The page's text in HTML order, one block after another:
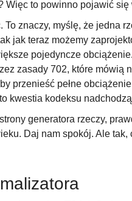
Więc to powinno pojawić się
To znaczy, myślę, że jedna
jak teraz możemy
pojedyncze
zasady 702, które mówią
przenieść pełne
kwestia kodeksu
generatora rzeczy,
Daj nam spokój. Ale